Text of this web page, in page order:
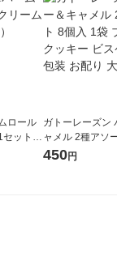
ロール
ット
ガトーレーズン
ャメル 2種アソ
袋 ブルボン クッ
450円